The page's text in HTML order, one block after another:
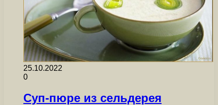
25.10.2022
0
Суп-пюре из сельдерея